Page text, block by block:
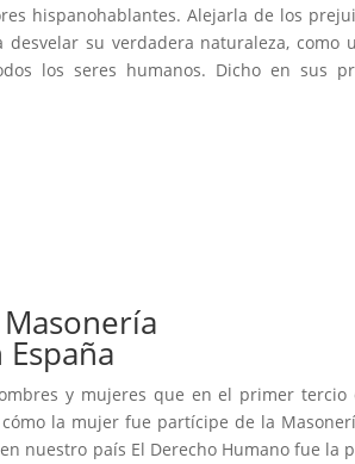
hispanohablantes. Alejarla de los
desvelar su verdadera naturaleza,
los seres humanos. Dicho en sus
y mujeres que en el primer tercio
la mujer fue partícipe de la
nuestro país El Derecho Humano fue la